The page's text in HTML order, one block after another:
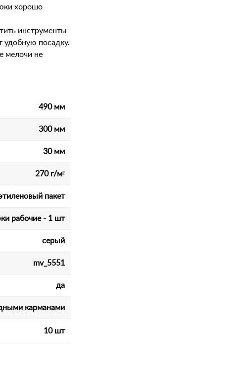
хорошо
инструменты
удобную посадку.
мелочи не
490 мм
300 мм
30 мм
270 г/м²
пакет
рабочие - 1 шт
серый
mv_5551
да
карманами
10 шт